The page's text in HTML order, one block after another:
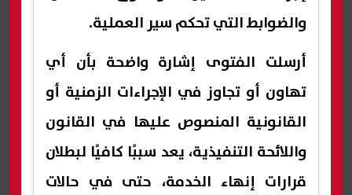
والضوابط التي تحكم سير العملية.
أرسلت الفتوى إشارة واضحة بأن أي
تهاون أو تجاوز في الإجراءات الزمنية أو
القانونية المنصوص عليها في القانون
واللائحة التنفيذية، يعد سببًا كافيًا لبطلان
قرارات إنهاء الخدمة، حتى في حالات